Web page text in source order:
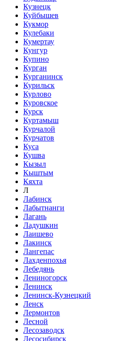
Кузнецк
Куйбышев
Кукмор
Кулебаки
Кумертау
Кунгур
Купино
Курган
Курганинск
Курильск
Курлово
Куровское
Курск
Куртамыш
Курчалой
Курчатов
Куса
Кушва
Кызыл
Кыштым
Кяхта
Л
Лабинск
Лабытнанги
Лагань
Ладушкин
Лаишево
Лакинск
Лангепас
Лахденпохья
Лебедянь
Лениногорск
Ленинск
Ленинск-Кузнецкий
Ленск
Лермонтов
Лесной
Лесозаводск
Лесосибирск